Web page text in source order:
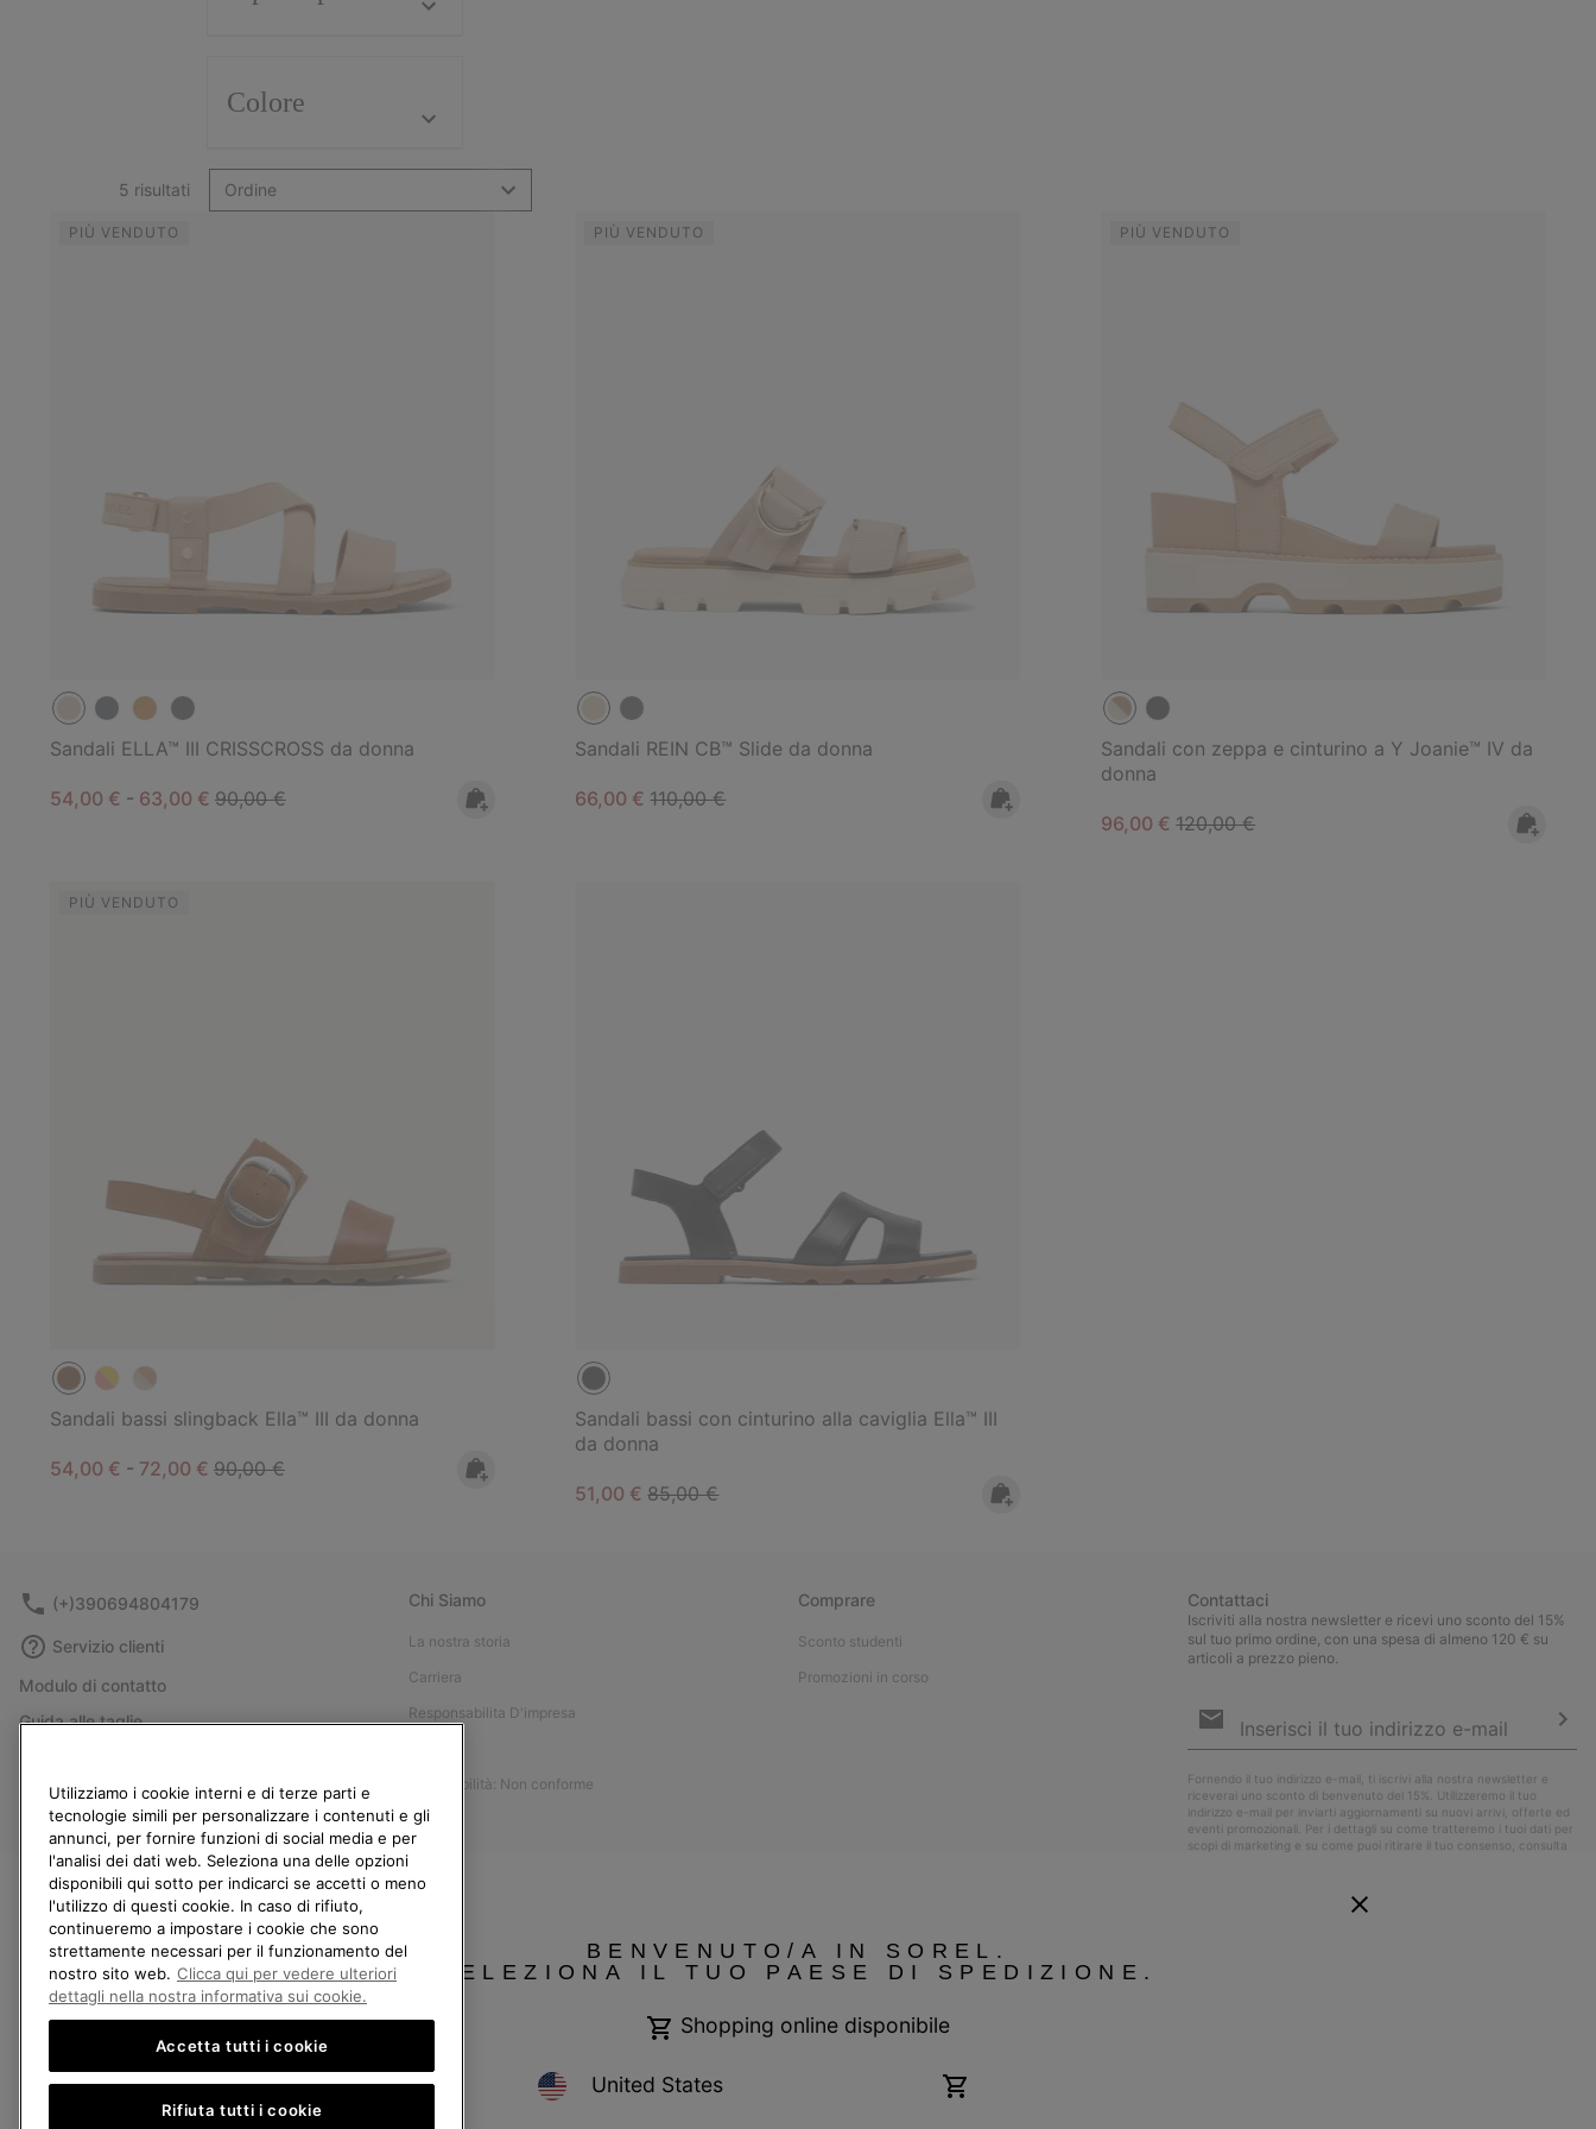
Colore
5 risultati Ordine
PIÙ VENDUTO
Sandali ELLA™ III CRISSCROSS da donna
Minimum sale price:
54,00 € - Maximum sale price:
63,00 € Regular price:
90,00 €
PIÙ VENDUTO
Sandali REIN CB™ Slide da donna
Sale price:
66,00 €Regular price:
110,00 €
PIÙ VENDUTO
Sandali con zeppa e cinturino a Y Joanie™ IV da
donna
Sale price:
96,00 €Regular price:
120,00 €
PIÙ VENDUTO
Sandali bassi slingback Ella™ III da donna
Minimum sale price:
54,00 € - Maximum sale price:
72,00 € Regular price:
90,00 €
Sandali bassi con cinturino alla caviglia Ella™ III
da donna
Sale price:
51,00 €Regular price:
85,00 €
(+)390694804179
Servizio clienti
Modulo di contatto
Guida alle taglie
Resi
Recedi dal contratto
I miei ordini
Spedizione
Pagamento
Domande frequenti
Chi Siamo
La nostra storia
Carriera
Responsabilita D'impresa
Accessibilità: Non conforme
Comprare
Sconto studenti
Promozioni in corso
Contattaci
Iscriviti alla nostra newsletter e ricevi uno sconto del 15%
sul tuo primo ordine, con una spesa di almeno 120 € su
articoli a prezzo pieno.
e-
Fornendo il tuo indirizzo e-mail, ti iscrivi alla nostra newsletter e
riceverai uno sconto di benvenuto del 15%. Utilizzeremo il tuo
indirizzo e-mail per inviarti aggiornamenti su nuovi arrivi, offerte ed
eventi promozionali. Per i dettagli su come tratteremo i tuoi dati per
scopi di marketing e su come puoi ritirare il tuo consenso, consulta
Italia
BENVENUTO/A IN SOREL.
SELEZIONA IL TUO PAESE DI SPEDIZIONE.
Shopping online disponibile
United States
Shopping
Utilizziamo i cookie interni e di terze parti e
tecnologie simili per personalizzare i contenuti e gli
annunci, per fornire funzioni di social media e per
l'analisi dei dati web. Seleziona una delle opzioni
disponibili qui sotto per indicarci se accetti o meno
l'utilizzo di questi cookie. In caso di rifiuto,
continueremo a impostare i cookie che sono
strettamente necessari per il funzionamento del
nostro sito web. Clicca qui per vedere ulteriori
dettagli nella nostra informativa sui cookie.
Accetta tutti i cookie
Rifiuta tutti i cookie